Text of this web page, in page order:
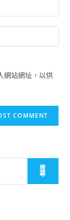
網站網址，以供
搜
尋